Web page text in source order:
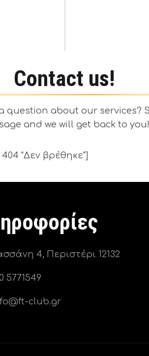
Contact us!
question about our services?
and we will get back to you!
"Δεν βρέθηκε"]
4, Περιστέρι 12132
5771549
club.gr